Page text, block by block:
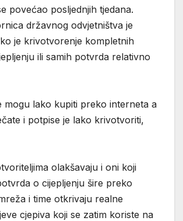
povećao posljednjih tjedana.
državnog odvjetništva je
je krivotvorenje kompletnih
ili samih potvrda relativno
mogu lako kupiti preko interneta a
i potpise je lako krivotvoriti,
olakšavaju i oni koji
o cijepljenju šire preko
i time otkrivaju realne
cjepiva koji se zatim koriste na